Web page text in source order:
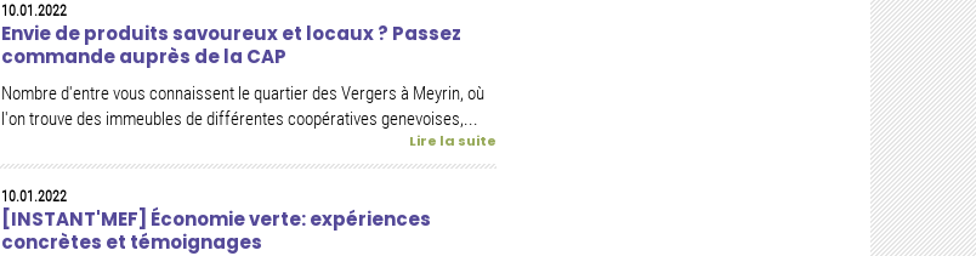
10.01.2022
Envie de produits savoureux et locaux ? Passez
commande auprès de la CAP
Nombre d'entre vous connaissent le quartier des Vergers à Meyrin, où
l'on trouve des immeubles de différentes coopératives genevoises,...
Lire la suite
10.01.2022
[INSTANT'MEF] Économie verte: expériences
concrètes et témoignages